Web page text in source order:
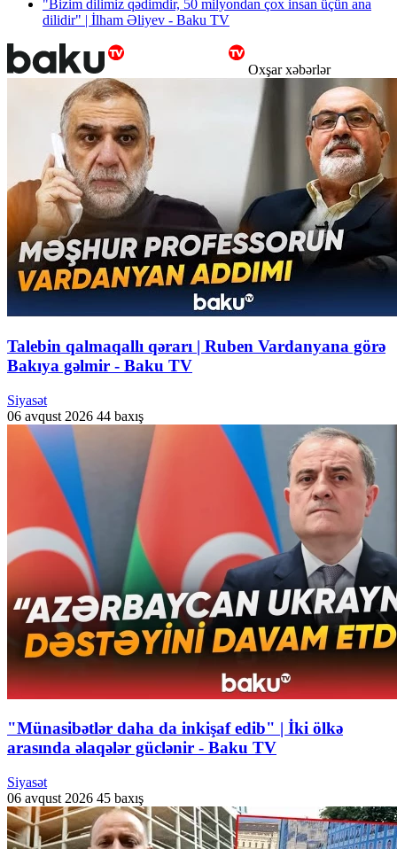
"Bizim dilimiz qədimdir, 50 milyondan çox insan üçün ana
dilidir" | İlham Əliyev - Baku TV
Oxşar xəbərlər
Talebin qalmaqallı qərarı | Ruben Vardanyana görə
Bakıya gəlmir - Baku TV
Siyasət
06 avqust 2026 44 baxış
"Münasibətlər daha da inkişaf edib" | İki ölkə
arasında əlaqələr güclənir - Baku TV
Siyasət
06 avqust 2026 45 baxış